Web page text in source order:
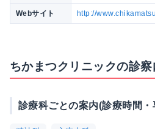
Webサイト http://
ちかまつクリニックの診察
診療科ごとの案内(診療時間・